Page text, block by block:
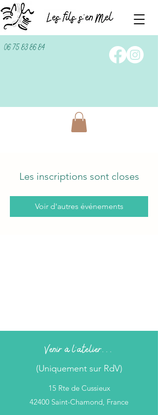
06 75 83 86 84
Les inscriptions sont closes
Voir d'autres événements
Venir à l'atelier...
(Uniquement sur RdV)
15 Rte de Cussieux
42400 Saint-Chamond, France